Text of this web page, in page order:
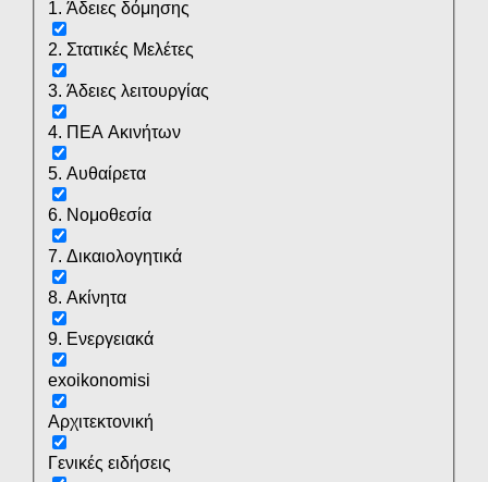
1. Άδειες δόμησης
2. Στατικές Μελέτες
3. Άδειες λειτουργίας
4. ΠΕΑ Ακινήτων
5. Αυθαίρετα
6. Νομοθεσία
7. Δικαιολογητικά
8. Ακίνητα
9. Ενεργειακά
exoikonomisi
Αρχιτεκτονική
Γενικές ειδήσεις